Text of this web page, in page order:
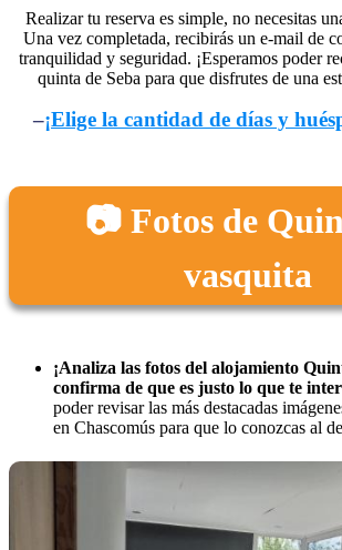
Realizar tu reserva es simple, no necesitas
Una vez completada, recibirás un e-mail de
tranquilidad y seguridad. ¡Esperamos poder
quinta de Seba para que disfrutes de una
–¡Elige la cantidad de días y
📷 Fotos de
vasquita
¡Analiza las fotos del alojamiento
confirma de que es justo lo que te
poder revisar las más destacadas
en Chascomús para que lo conozcas al